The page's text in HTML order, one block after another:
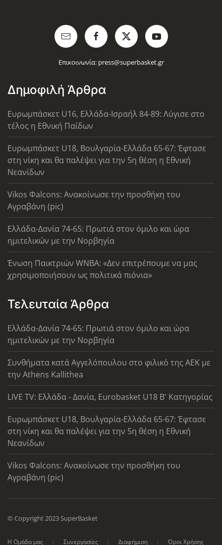
Επικοινωνία: press@superbasket.gr
Δημοφιλή Άρθρα
Ευρωμπάσκετ U16, Ελλάδα-Ισραήλ 84-89: Λύγισε στο
τέλος η Εθνική Παίδων
Ευρωμπάσκετ U18, Βουλγαρία-Ελλάδα 65-67: Έφτασε
στη νίκη και θα παλέψει για την 5η θέση η Εθνική
Νεανίδων
Vikos Φalcons: Ανακοίνωσε την προσθήκη του
Αγραβάνη (pic)
Ελλάδα-Δανία 74-65: Πρωτιά στον όμιλο και ώρα
ημιτελικών με την Νορβηγία
Ένωση Παικτριών WNBA: «Δεν επιτρέπουμε να μας
χρησιμοποιήσουν ως πολιτικά πιόνια»
Τελευταία Άρθρα
Ελλάδα-Δανία 74-65: Πρωτιά στον όμιλο και ώρα
ημιτελικών με την Νορβηγία
Συνθήματα κατά Αγγελόπουλου στο φιλικό της ΑΕΚ με
την Athens Kallithea
LIVE TV: Ελλάδα - Δανία, Eurobasket U18 Β' Κατηγορίας
Ευρωμπάσκετ U18, Βουλγαρία-Ελλάδα 65-67: Έφτασε
στη νίκη και θα παλέψει για την 5η θέση η Εθνική
Νεανίδων
Vikos Φalcons: Ανακοίνωσε την προσθήκη του
Αγραβάνη (pic)
© Copyright 2023 SuperBasket
Η Ομάδα μας Συνεργασίες Διαφήμιση Όροι Χρήσης